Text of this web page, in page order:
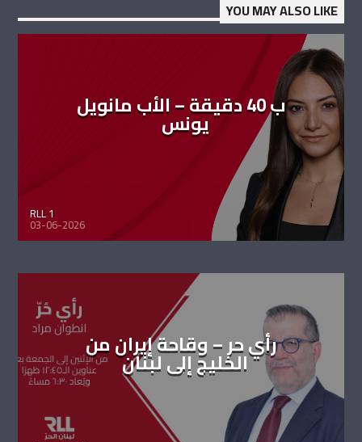
YOU MAY ALSO LIKE
ب 40 دقيقة – الأب مانويل
يونس
RLL 1
03-06-2026
رأي حر – وقاحة إيران من
الخليج إلى لبنان